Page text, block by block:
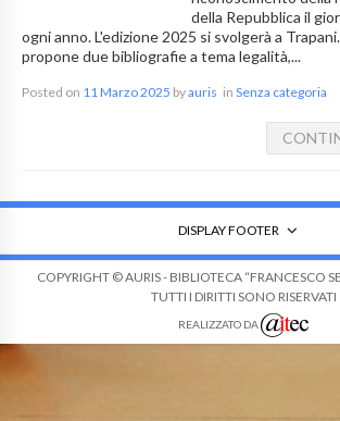
della Repubblica il
ogni anno. L'edizione 2025 si svolgerà a
propone due bibliografie a tema legalità,...
Posted on 11 Marzo 2025 byauris in Senza categoria
DISPLAY FOOTER
COPYRIGHT © AURIS - BIBLIOTECA “FRANCESCO
TUTTI I DIRITTI SONO RISERVATI
REALIZZATO DA